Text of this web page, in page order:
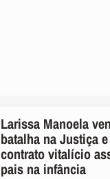
Larissa Manoela
batalha na Justiça
contrato vitalício
pais na infância